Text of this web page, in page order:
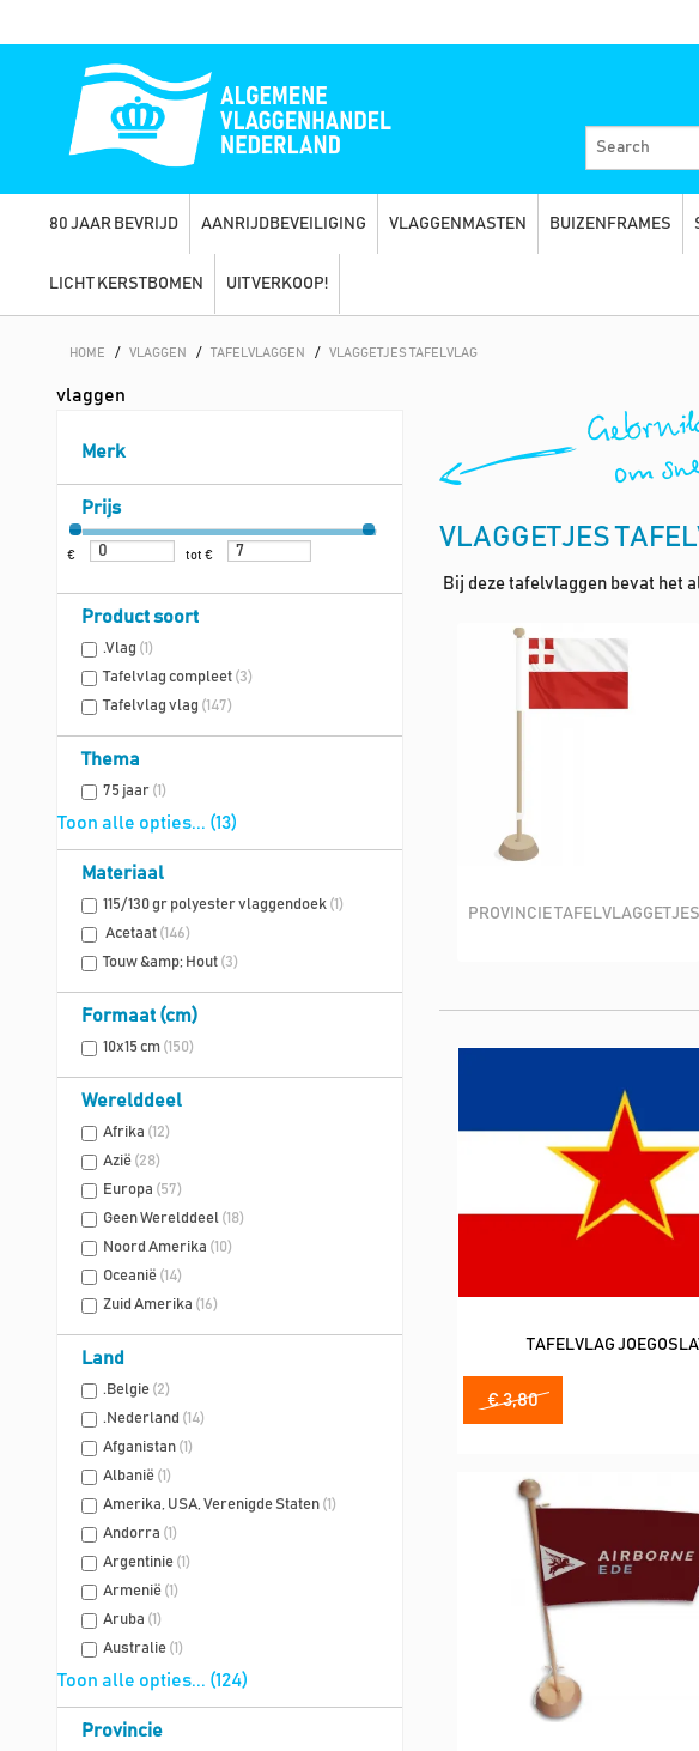
80 JAAR BEVRIJD AANRIJDBEVEILIGING VLAGGENMASTEN BUIZENFRAMES
LICHT KERSTBOMEN UITVERKOOP!
HOME / VLAGGEN / TAFELVLAGGEN / VLAGGETJES TAFELVLAG
vlaggen
Merk
Prijs
€ tot €
Product soort
.Vlag (1)
Tafelvlag compleet (3)
Tafelvlag vlag (147)
Thema
75 jaar (1)
Toon alle opties... (13)
Materiaal
115/130 gr polyester vlaggendoek (1)
Acetaat (146)
Touw &amp; Hout (3)
Formaat (cm)
10x15 cm (150)
Werelddeel
Afrika (12)
Azië (28)
Europa (57)
Geen Werelddeel (18)
Noord Amerika (10)
Oceanië (14)
Zuid Amerika (16)
Land
.Belgie (2)
.Nederland (14)
Afganistan (1)
Albanië (1)
Amerika, USA, Verenigde Staten (1)
Andorra (1)
Argentinie (1)
Armenië (1)
Aruba (1)
Australie (1)
Toon alle opties... (124)
Provincie
VLAGGETJES
Bij deze tafelvlaggen bevat het
PROVINCIE TAFELVLAGGETJES
In
TAFELVLAG
€ 3,80